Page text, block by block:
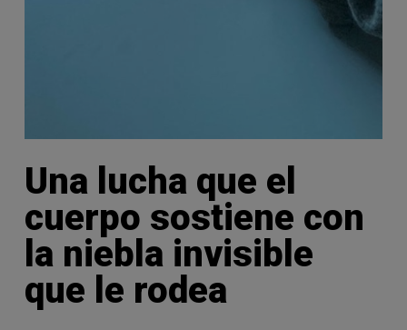
Una lucha que el
cuerpo sostiene con
la niebla invisible
que le rodea